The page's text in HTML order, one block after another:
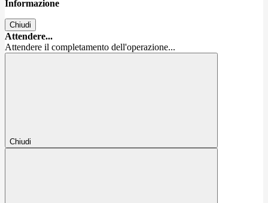
Informazione
Chiudi
Attendere...
Attendere il completamento dell'operazione...
Chiudi